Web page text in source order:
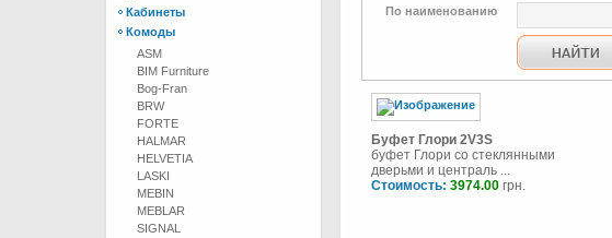
Кабинеты
Комоды
ASM
BIM Furniture
Bog-Fran
BRW
FORTE
HALMAR
HELVETIA
LASKI
MEBIN
MEBLAR
SIGNAL
По наименованию
Буфет Глори 2V3S
буфет Глори со стеклянными
дверьми и централь ...
Стоимость: 3974.00 грн.